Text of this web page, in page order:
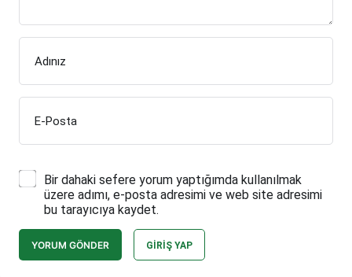
Adınız
E-Posta
Bir dahaki sefere yorum yaptığımda kullanılmak
üzere adımı, e-posta adresimi ve web site adresimi
bu tarayıcıya kaydet.
YORUM GÖNDER GIRIŞ YAP